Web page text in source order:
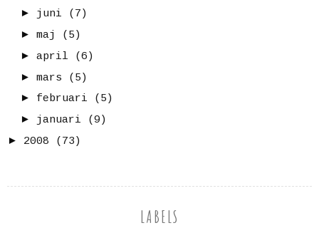
► juni
(7)
► maj
(5)
► april
(6)
► mars
(5)
► februari
(5)
► januari
(9)
► 2008 (73)
LABELS